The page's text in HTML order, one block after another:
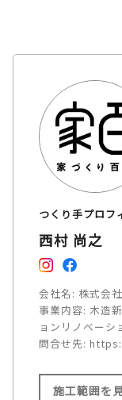
つくり手プロフ
西村 尚之
会社名: 株式会
事業内容: 木造
ョンリノベーシ
問合せ先:
施工範囲を